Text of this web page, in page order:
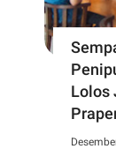
Lolos